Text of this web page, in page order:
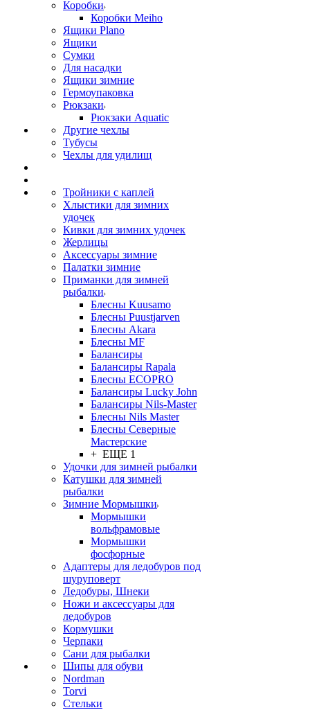
Коробки
Коробки Meiho
Ящики Plano
Ящики
Сумки
Для насадки
Ящики зимние
Гермоупаковка
Рюкзаки
Рюкзаки Aquatic
Другие чехлы
Тубусы
Чехлы для удилищ
Тройники с каплей
Хлыстики для зимних
удочек
Кивки для зимних удочек
Жерлицы
Аксессуары зимние
Палатки зимние
Приманки для зимней
рыбалки
Блесны Kuusamo
Блесны Puustjarven
Блесны Akara
Блесны MF
Балансиры
Балансиры Rapala
Блесны ECOPRO
Балансиры Lucky John
Балансиры Nils-Master
Блесны Nils Master
Блесны Северные
Мастерские
+ ЕЩЕ 1
Удочки для зимней рыбалки
Катушки для зимней
рыбалки
Зимние Мормышки
Мормышки
вольфрамовые
Мормышки
фосфорные
Адаптеры для ледобуров под
шуруповерт
Ледобуры, Шнеки
Ножи и аксессуары для
ледобуров
Кормушки
Черпаки
Сани для рыбалки
Шипы для обуви
Nordman
Torvi
Стельки